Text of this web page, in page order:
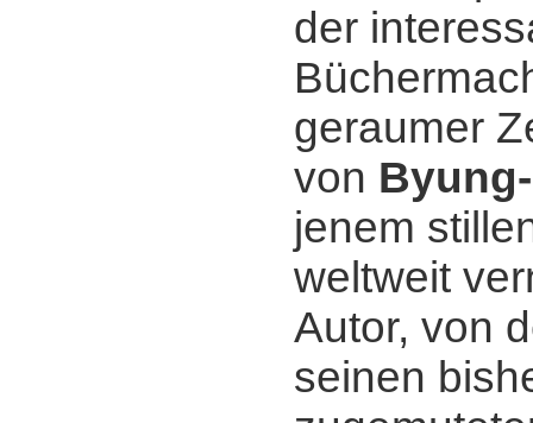
der
geraumer
von
jenem
weltweit
Autor, von
seinen